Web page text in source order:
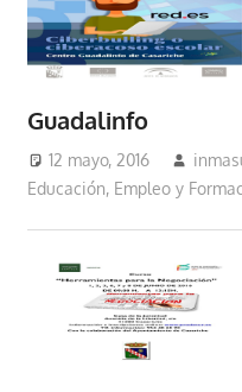
Guadalinfo
12 mayo, 2016
Educación, Empleo y